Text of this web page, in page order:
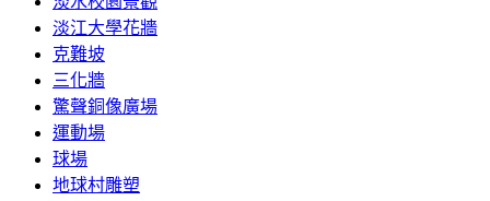
淡江大學花牆
克難坡
三化牆
驚聲銅像廣場
運動場
球場
地球村雕塑